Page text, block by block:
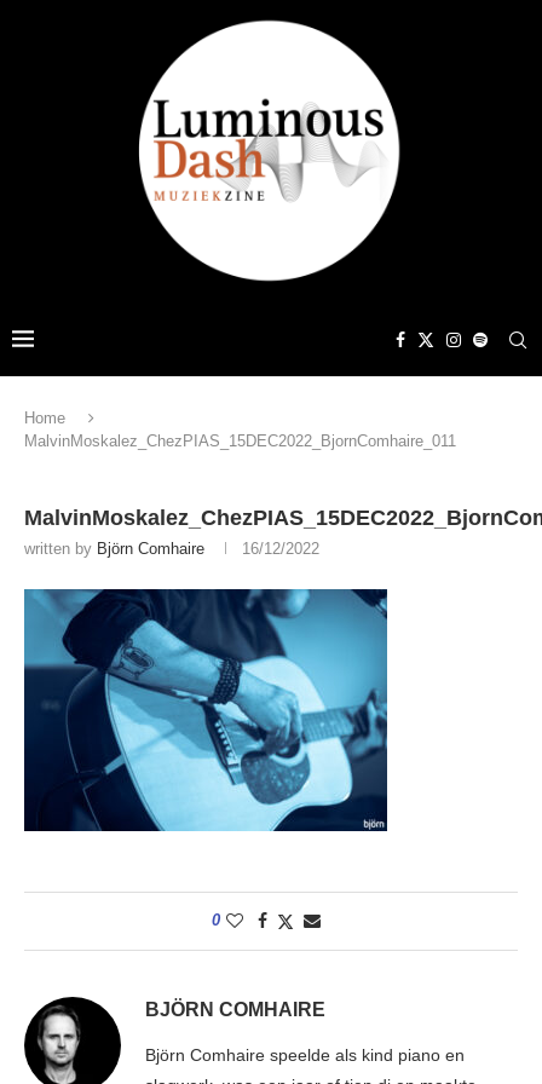
Home
MalvinMoskalez_ChezPIAS_15DEC2022_BjornComhaire_011
written by Björn Comhaire 16/12/2022
0
BJÖRN COMHAIRE
Björn Comhaire speelde als kind piano en